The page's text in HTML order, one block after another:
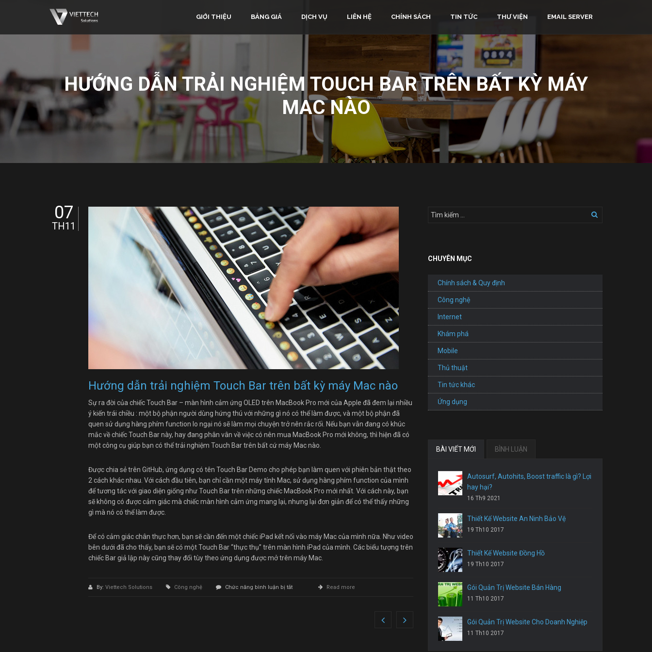
GIỚI THIỆU BẢNG GIÁ DỊCH VỤ LIÊN HỆ CHÍNH SÁCH TIN TỨC THƯ VIỆN EMAIL SERVER
HƯỚNG DẪN TRẢI NGHIỆM TOUCH BAR TRÊN BẤT KỲ MÁY
MAC NÀO
Hướng dẫn trải nghiệm Touch Bar trên bất kỳ máy Mac nào
07
TH11
Sự ra đời của chiếc Touch Bar – màn hình cảm ứng OLED trên MacBook Pro mới của Apple đã đem lại nhiều
ý kiến trái chiều : một bộ phận người dùng hứng thú với những gì nó có thể làm được, và một bộ phận đã
quen sử dụng hàng phím function lo ngại nó sẽ làm mọi chuyện trở nên rắc rối. Nếu bạn vẫn đang có khúc
mắc về chiếc Touch Bar này, hay đang phân vân về việc có nên mua MacBook Pro mới không, thì hiện đã có
một công cụ giúp bạn có thể trải nghiệm Touch Bar trên bất cứ máy Mac nào.
Được chia sẻ trên GitHub, ứng dụng có tên Touch Bar Demo cho phép bạn làm quen với phiên bản thật theo
2 cách khác nhau. Với cách đầu tiên, bạn chỉ cần một máy tính Mac, sử dụng hàng phím function của mình
để tương tác với giao diện giống như Touch Bar trên những chiếc MacBook Pro mới nhất. Với cách này, bạn
sẽ không có được cảm giác mà chiếc màn hình cảm ứng mang lại, nhưng lại đơn giản để có thể thấy những
gì mà nó có thể làm được.
Để có cảm giác chân thực hơn, bạn sẽ cần đến một chiếc iPad kết nối vào máy Mac của mình nữa. Như video
bên dưới đã cho thấy, bạn sẽ có một Touch Bar “thực thụ” trên màn hình iPad của mình. Các biểu tượng trên
chiếc Bar giả lập này cũng thay đổi tùy theo ứng dụng được mở trên máy Mac.
By: Viettech Solutions Công nghệ Chức năng bình luận bị tắtở
Read more
CHUYÊN MỤC
Chính sách & Quy định
Công nghệ
Internet
Khám phá
Mobile
Thủ thuật
Tin tức khác
Ứng dụng
BÀI VIẾT MỚI BÌNH LUẬN
Autosurf, Autohits, Boost traffic là gì? Lợi
hay hại?
16 Th9 2021
Thiết Kế Website An Ninh Bảo Vệ
19 Th10 2017
Thiết Kế Website Đồng Hồ
19 Th10 2017
Gói Quản Trị Website Bán Hàng
11 Th10 2017
Gói Quản Trị Website Cho Doanh Nghiệp
11 Th10 2017